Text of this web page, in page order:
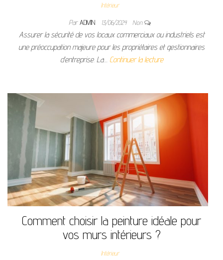
Intérieur
ParADMIN 13/06/2024 Non
Assurer la sécurité de vos locaux commerciaux ou industriels est
une préoccupation majeure pour les propriétaires et gestionnaires
d’entreprise. La… Continuer la lecture
Comment choisir la peinture idéale pour
vos murs intérieurs ?
Intérieur